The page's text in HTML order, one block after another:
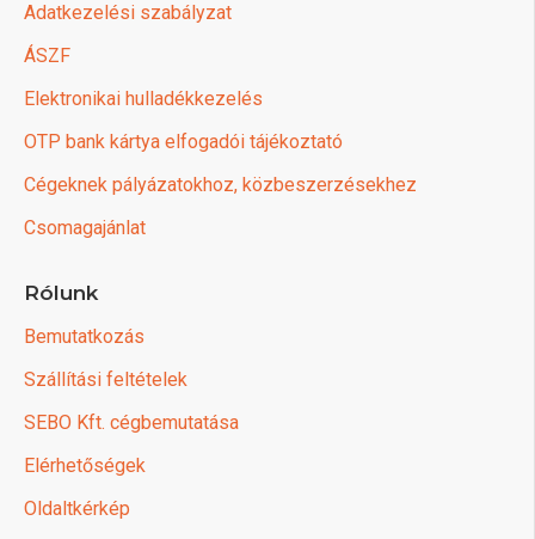
Adatkezelési szabályzat
ÁSZF
Elektronikai hulladékkezelés
OTP bank kártya elfogadói tájékoztató
Cégeknek pályázatokhoz, közbeszerzésekhez
Csomagajánlat
Rólunk
Bemutatkozás
Szállítási feltételek
SEBO Kft. cégbemutatása
Elérhetőségek
Oldaltkérkép